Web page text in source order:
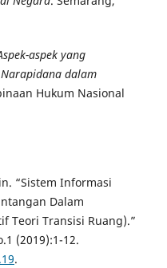
aspek yang
dalam
Hukum Nasional
“Sistem Informasi
Dalam
Teori Transisi Ruang).”
(2019):1-12.
.